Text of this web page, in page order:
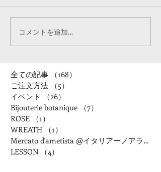
コメントを追加…
全ての記事 （168）
ご注文方法
（5）
イベント
（26）
Bijouterie botanique
（7）
ROSE
（1）
WREATH
（1）
Mercato d'ametista @イタリアーノアランチャ
LESSON
（4）